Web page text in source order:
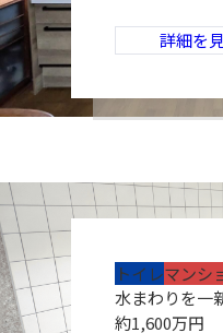
詳細を
トイレマンシ
水まわりを一
約1,600万円